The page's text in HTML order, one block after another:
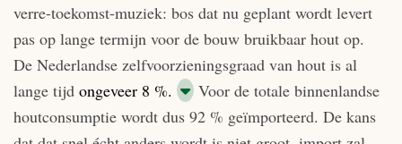
verre-toekomst-muziek: bos dat nu geplant wordt levert
pas op lange termijn voor de bouw bruikbaar hout op.
De Nederlandse zelfvoorzieningsgraad van hout is al
lange tijd ongeveer 8 %.
Voor de totale binnenlandse
houtconsumptie wordt dus 92 % geïmporteerd. De kans